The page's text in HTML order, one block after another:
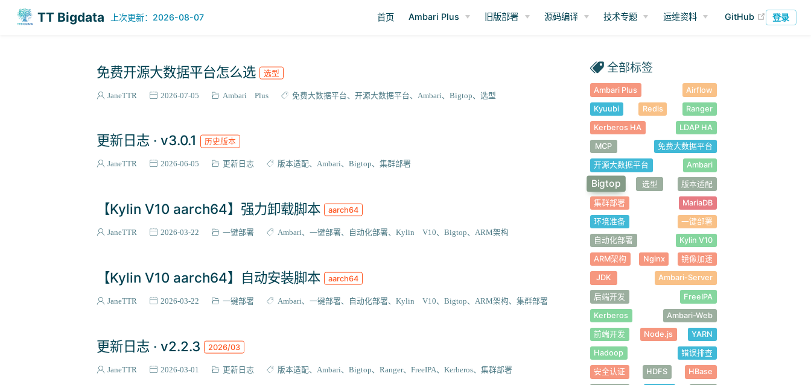
TT Bigdata 上次更新：2026-08-07 首页 Ambari Plus 旧版部署 源码编译 技术专题 运维资料 GitHub (opens
登录
免费开源大数据平台怎么选 选型
JaneTTR 2026-07-05 Ambari Plus 免费大数据平台 开源大数据平台 Ambari Bigtop 选型
更新日志 · v3.0.1 历史版本
JaneTTR 2026-06-05 更新日志 版本适配 Ambari Bigtop 集群部署
【Kylin V10 aarch64】强力卸载脚本 aarch64
JaneTTR 2026-03-22 一键部署 Ambari 一键部署 自动化部署 Kylin V10 Bigtop ARM架构
【Kylin V10 aarch64】自动安装脚本 aarch64
JaneTTR 2026-03-22 一键部署 Ambari 一键部署 自动化部署 Kylin V10 Bigtop ARM架构 集群部署
更新日志 · v2.2.3 2026/03
JaneTTR 2026-03-01 更新日志 版本适配 Ambari Bigtop Ranger FreeIPA Kerberos 集群部署
全部标签
Ambari Plus Airflow
Kyuubi Redis Ranger
Kerberos HA LDAP HA
MCP 免费大数据平台
开源大数据平台 Ambari
Bigtop 选型 版本适配
集群部署 MariaDB
环境准备 一键部署
自动化部署 Kylin V10
ARM架构 Nginx 镜像加速
JDK Ambari-Server
后端开发 FreeIPA
Kerberos Ambari-Web
前端开发 Node.js YARN
Hadoop 错误排查
安全认证 HDFS HBase